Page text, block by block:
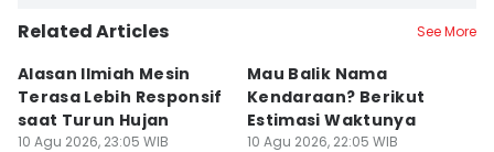
Related Articles See More
Alasan Ilmiah Mesin
Terasa Lebih Responsif
saat Turun Hujan
10 Agu 2026, 23:05 WIB
Mau Balik Nama
Kendaraan? Berikut
Estimasi Waktunya
10 Agu 2026, 22:05 WIB